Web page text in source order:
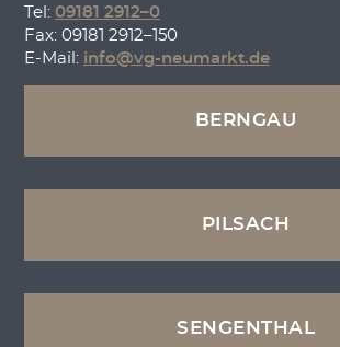
Tel: 09181 2912–0
Fax: 09181 2912–150
E-Mail: info@vg-neumarkt.de
BERNGAU
PILSACH
SENGENTHAL